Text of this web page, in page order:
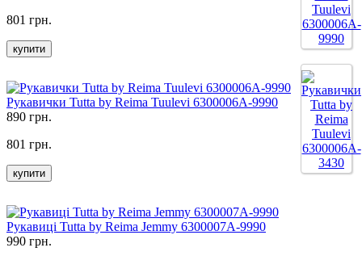
801 грн.
купити
Рукавички Tutta by Reima Tuulevi 6300006A-9990
890 грн.
801 грн.
купити
Рукавиці Tutta by Reima Jemmy 6300007A-9990
990 грн.